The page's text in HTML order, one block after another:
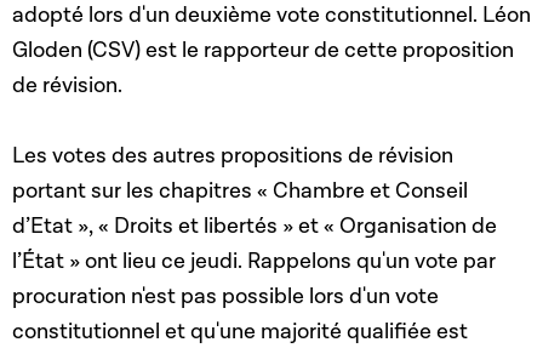
adopté lors d'un deuxième vote constitutionnel. Léon
Gloden (CSV) est le rapporteur de cette proposition
de révision.
Les votes des autres propositions de révision
portant sur les chapitres « Chambre et Conseil
d’Etat », « Droits et libertés » et « Organisation de
l’État » ont lieu ce jeudi. Rappelons qu'un vote par
procuration n'est pas possible lors d'un vote
constitutionnel et qu'une majorité qualifiée est